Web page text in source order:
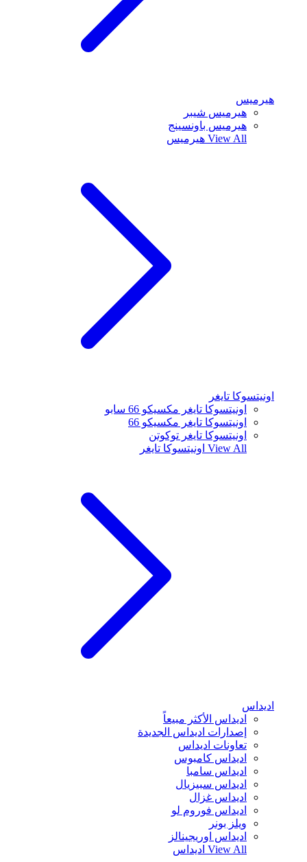
هيرميس
هيرميس شيبر
هيرميس باونسينج
View All هيرميس
اونيتسوكا تايغر
اونيتسوكا تايغر مكسيكو 66 سابو
اونيتسوكا تايغر مكسيكو 66
اونيتسوكا تايغر توكوتن
View All اونيتسوكا تايغر
اديداس
اديداس الأكثر مبيعاً
إصدارات اديداس الجديدة
تعاونات اديداس
اديداس كامبوس
اديداس سامبا
اديداس سبيزيال
اديداس غزال
اديداس فوروم لو
ويلز بونر
اديداس اوريجينالز
View All اديداس